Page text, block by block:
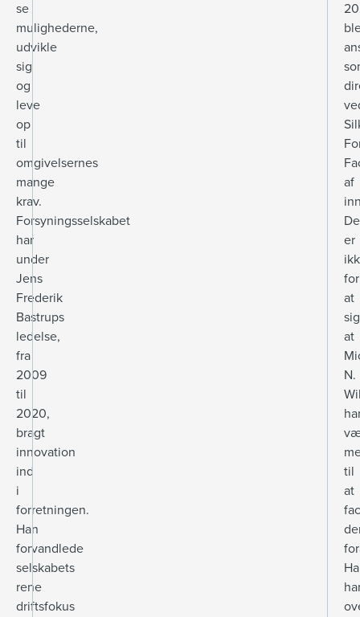
se
mulighederne,
udvikle
sig
og
leve
op
til
omgivelsernes
mange
krav.
Forsyningsselskabet
har
under
Jens
Frederik
Bastrups
ledelse,
fra
2009
til
2020,
bragt
innovation
ind
i
forretningen.
Han
forvandlede
selskabets
rene
driftsfokus
af
er
at
at
N.
til
at